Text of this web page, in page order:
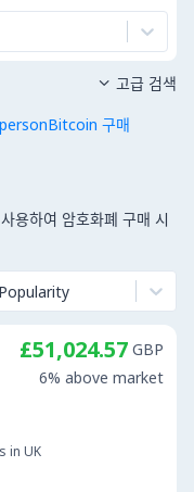
구매
 고급 검색
용하여 암호화폐 구매 시
Popularity
in UK
£51,024.57 GBP
6% above market